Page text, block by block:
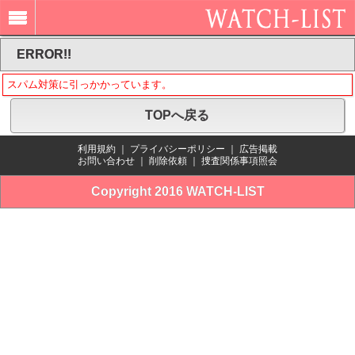
ERROR!!
スパム対策に引っかかっています。
TOPへ戻る
利用規約 プライバシーポリシー
広告掲載
お問い合わせ
削除依頼 捜査関係事項照会
Copyright 2016 WATCH-LIST